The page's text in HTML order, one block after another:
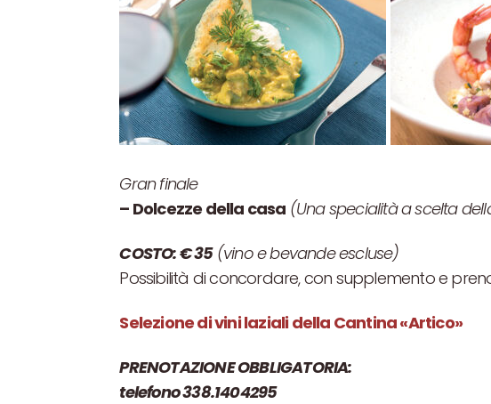
Gran finale
– Dolcezze della casa (Una specialità a scelta
COSTO: € 35(vino e bevande escluse)
Possibilità di concordare, con supplemento e
Selezione di vini laziali della Cantina «Artico»
PRENOTAZIONE OBBLIGATORIA:
telefono 338.1404295